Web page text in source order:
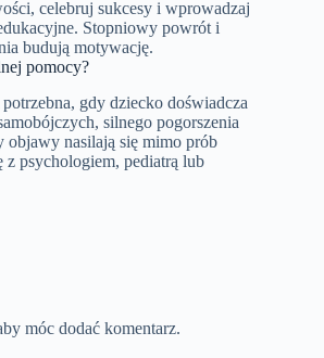
celebruj sukcesy i wprowadzaj
Stopniowy powrót i
budują motywację.
pomocy?
gdy dziecko doświadcza
silnego pogorszenia
nasilają się mimo prób
z psychologiem, pediatrą lub
móc dodać komentarz.